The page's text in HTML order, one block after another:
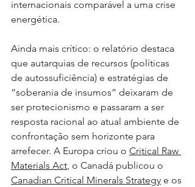
internacionais comparável a uma crise
energética.
Ainda mais crítico: o relatório destaca
que autarquias de recursos (políticas
de autossuficiência) e estratégias de
“soberania de insumos” deixaram de
ser protecionismo e passaram a ser
resposta racional ao atual ambiente de
confrontação sem horizonte para
arrefecer. A Europa criou o Critical Raw
Materials Act, o Canadá publicou o
Canadian Critical Minerals Strategy e os